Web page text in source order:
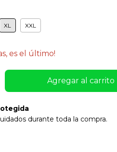
XL XXL
es el último!
durante toda la compra.